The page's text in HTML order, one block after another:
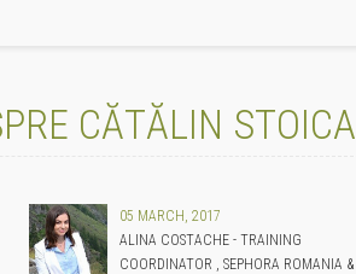
CĂTĂLIN STOICA
05 MARCH, 2017
ALINA COSTACHE - TRAINING
COORDINATOR , SEPHORA ROMANIA &